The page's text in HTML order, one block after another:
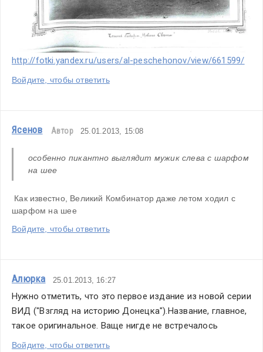
http://fotki.yandex.ru/users/al-peschehonov/view/661599/
Войдите, чтобы ответить
Ясенов Автор 25.01.2013, 15:08
особенно пикантно выглядит мужик слева с шарфом
на шее
шарфом на шее
Войдите, чтобы ответить
Алюрка 25.01.2013, 16:27
Нужно отметить, что это первое издание из новой серии
ВИД ("Взгляд на историю Донецка").Название, главное,
такое оригинальное. Ваще нигде не встречалось
Войдите, чтобы ответить